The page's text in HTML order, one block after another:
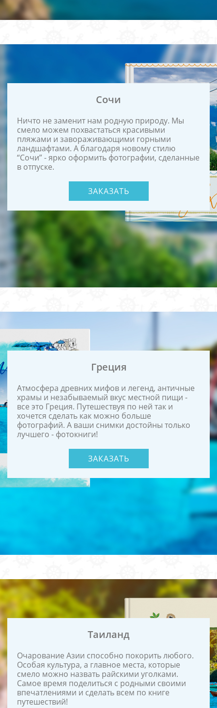
Сочи
Ничто не заменит нам родную природу. Мы
смело можем похвастаться красивыми
пляжами и завораживающими горными
ландшафтами. А благодаря новому стилю
“Сочи” - ярко оформить фотографии, сделанные
в отпуске.
ЗАКАЗАТЬ
Греция
Атмосфера древних мифов и легенд, античные
храмы и незабываемый вкус местной пищи -
все это Греция. Путешествуя по ней так и
хочется сделать как можно больше
фотографий. А ваши снимки достойны только
лучшего - фотокниги!
ЗАКАЗАТЬ
Таиланд
Очарование Азии способно покорить любого.
Особая культура, а главное места, которые
смело можно назвать райскими уголками.
Самое время поделиться с родными своими
впечатлениями и сделать всем по книге
путешествий!